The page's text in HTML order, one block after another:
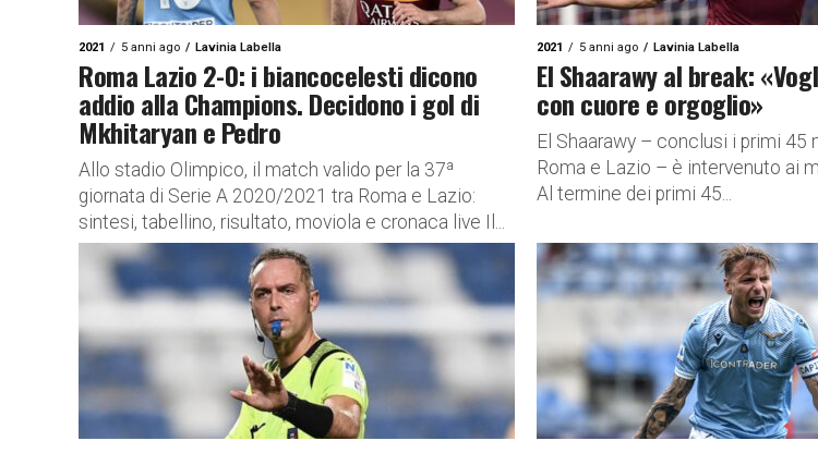
2021 5 anni ago Lavinia Labella
Roma Lazio 2-0: i biancocelesti dicono
addio alla Champions. Decidono i gol di
Mkhitaryan e Pedro
Allo stadio Olimpico, il match valido per la 37ª
giornata di Serie A 2020/2021 tra Roma e Lazio:
sintesi, tabellino, risultato, moviola e cronaca live Il...
2021 5 anni ago Lavinia Labella
El Shaarawy al break:
con cuore e orgoglio»
El Shaarawy – conclusi i primi 45
Roma e Lazio – è intervenuto ai
Al termine dei primi 45...